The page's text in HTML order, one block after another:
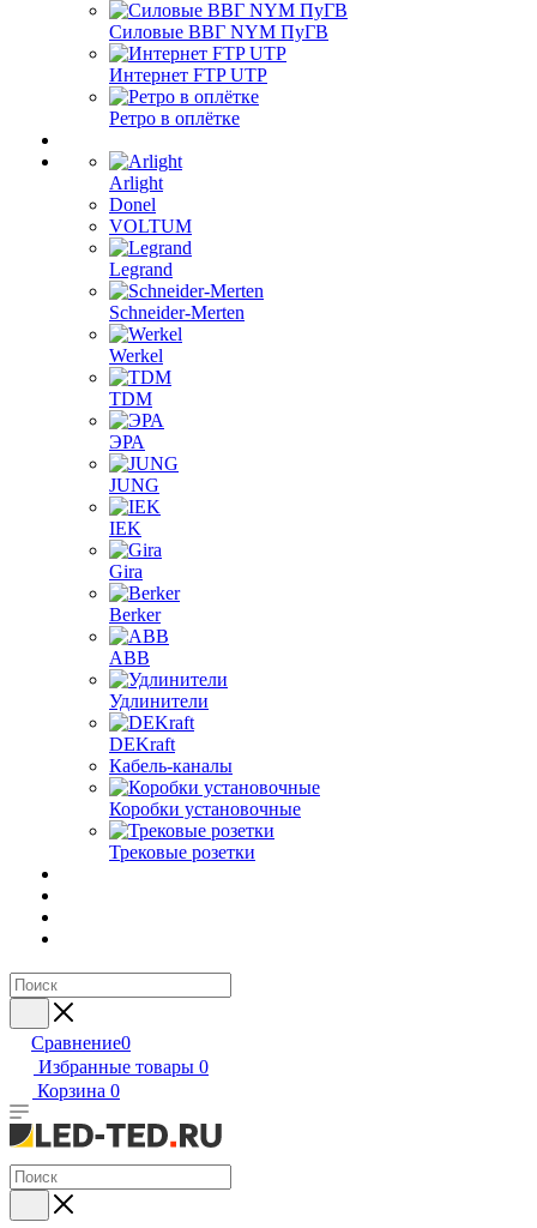
Силовые ВВГ NYM ПуГВ
Интернет FTP UTP
Ретро в оплётке
Arlight
Donel
VOLTUM
Legrand
Schneider-Merten
Werkel
TDM
ЭРА
JUNG
IEK
Gira
Berker
ABB
Удлинители
DEKraft
Кабель-каналы
Коробки установочные
Трековые розетки
Сравнение0
Избранные товары 0
Корзина 0